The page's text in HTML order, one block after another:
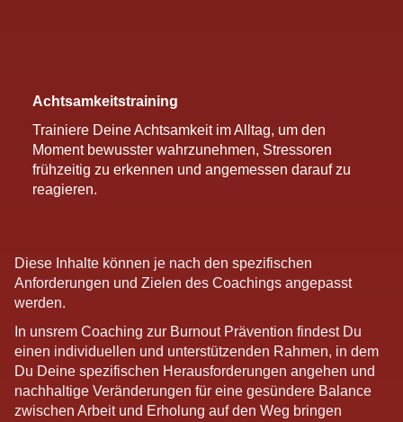
Achtsamkeitstraining
Trainiere Deine Achtsamkeit im Alltag, um den
Moment bewusster wahrzunehmen, Stressoren
frühzeitig zu erkennen und angemessen darauf zu
reagieren.
Diese Inhalte können je nach den spezifischen
Anforderungen und Zielen des Coachings angepasst
werden.
In unsrem Coaching zur Burnout Prävention findest Du
einen individuellen und unterstützenden Rahmen, in dem
Du Deine spezifischen Herausforderungen angehen und
nachhaltige Veränderungen für eine gesündere Balance
zwischen Arbeit und Erholung auf den Weg bringen